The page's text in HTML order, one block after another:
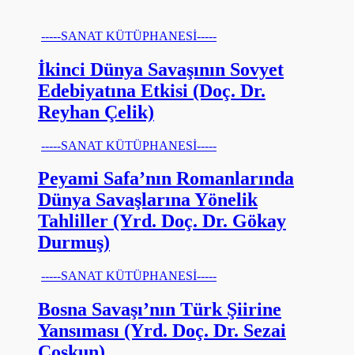
-----SANAT KÜTÜPHANESİ-----
İkinci Dünya Savaşının Sovyet
Edebiyatına Etkisi (Doç. Dr.
Reyhan Çelik)
-----SANAT KÜTÜPHANESİ-----
Peyami Safa’nın Romanlarında
Dünya Savaşlarına Yönelik
Tahliller (Yrd. Doç. Dr. Gökay
Durmuş)
-----SANAT KÜTÜPHANESİ-----
Bosna Savaşı’nın Türk Şiirine
Yansıması (Yrd. Doç. Dr. Sezai